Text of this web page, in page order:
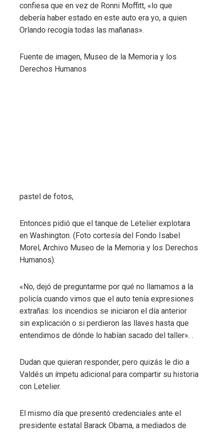
confiesa que en vez de Ronni Moffitt, «lo que
debería haber estado en este auto era yo, a quien
Orlando recogía todas las mañanas».
Fuente de imagen, Museo de la Memoria y los
Derechos Humanos
pastel de fotos,
Entonces pidió que el tanque de Letelier explotara
en Washington. (Foto cortesía del Fondo Isabel
Morel, Archivo Museo de la Memoria y los Derechos
Humanos).
«No, dejó de preguntarme por qué no llamamos a la
policía cuando vimos que el auto tenía expresiones
extrañas: los incendios se iniciaron el día anterior
sin explicación o si perdieron las llaves hasta que
entendimos de dónde lo habían sacado del taller». .
Dudan que quieran responder, pero quizás le dio a
Valdés un ímpetu adicional para compartir su historia
con Letelier.
El mismo día que presentó credenciales ante el
presidente estatal Barack Obama, a mediados de